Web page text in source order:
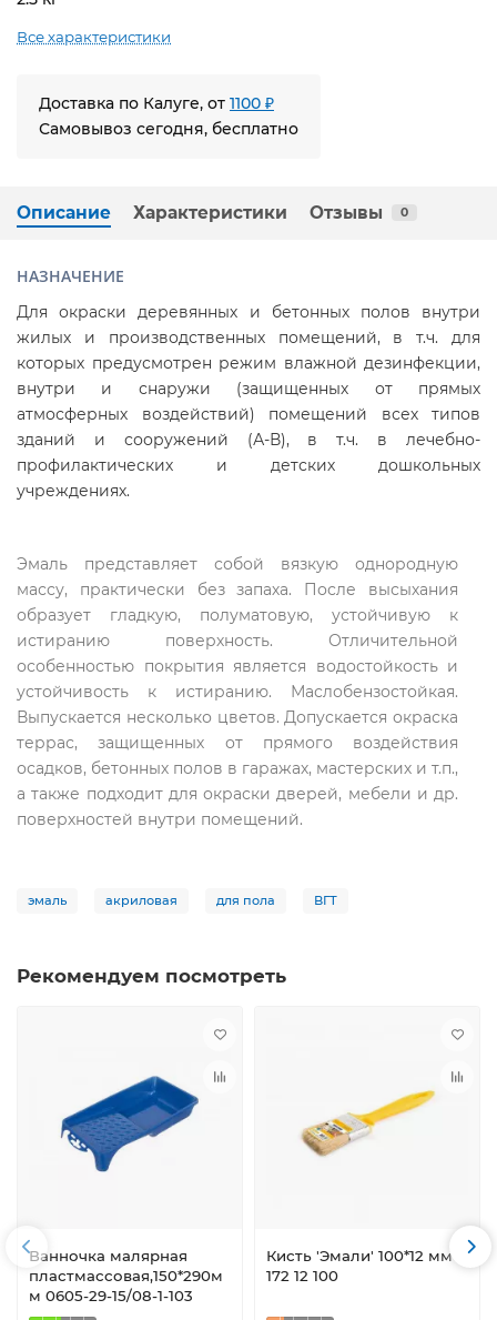
Все характеристики
Доставка по Калуге, от 1100 ₽
Самовывоз сегодня, бесплатно
Описание Характеристики Отзывы 0
НАЗНАЧЕНИЕ
Для окраски деревянных и бетонных полов внутри
жилых и производственных помещений, в т.ч. для
которых предусмотрен режим влажной дезинфекции,
внутри и снаружи (защищенных от прямых
атмосферных воздействий) помещений всех типов
зданий и сооружений (А-В), в т.ч. в лечебно-
профилактических и детских дошкольных
учреждениях.
Эмаль представляет собой вязкую однородную
массу, практически без запаха. После высыхания
образует гладкую, полуматовую, устойчивую к
истиранию поверхность. Отличительной
особенностью покрытия является водостойкость и
устойчивость к истиранию. Маслобензостойкая.
Выпускается несколько цветов. Допускается окраска
террас, защищенных от прямого воздействия
осадков, бетонных полов в гаражах, мастерских и т.п.,
а также подходит для окраски дверей, мебели и др.
поверхностей внутри помещений.
эмаль акриловая для пола ВГТ
Рекомендуем посмотреть
Ванночка малярная
пластмассовая,150*290м
м 0605-29-15/08-1-103
Кисть 'Эмали' 100*12 мм
172 12 100